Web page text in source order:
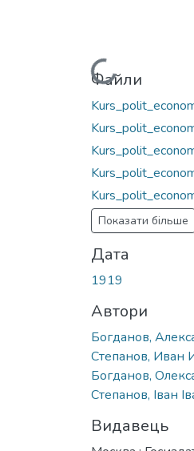
Вантажиться...
Файли
Показати більше
Дата
1919
Автори
Богданов,
Степанов, Иван
Богданов,
Степанов, Іван
Видавець